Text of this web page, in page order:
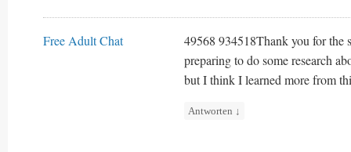
Free Adult Chat
49568 934518Thank you for the
preparing to do some research
but I think I learned more from
Antworten ↓